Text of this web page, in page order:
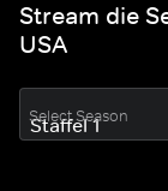
Stream die
USA
Select Season